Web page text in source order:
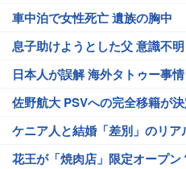
車中泊で女性死亡 遺族の胸中
息子助けようとした父 意識不明
日本人が誤解 海外タトゥー事情
佐野航大 PSVへの完全移籍が
ケニア人と結婚「差別」のリア
花王が「焼肉店」限定オープン